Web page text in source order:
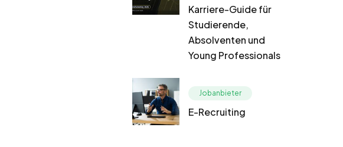
Karriere-Guide für
Studierende,
Absolventen und
Young Professionals
Jobanbieter
E-Recruiting